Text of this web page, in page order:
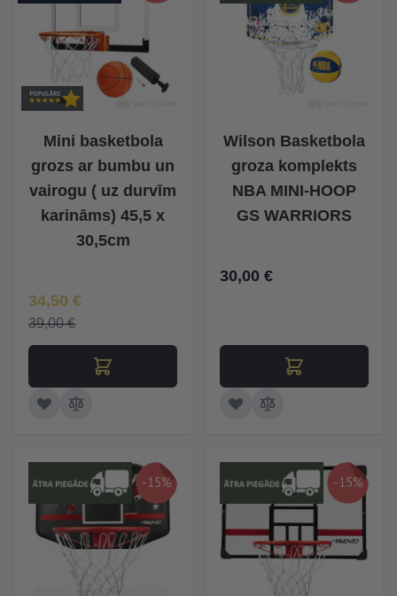
Mini basketbola
grozs ar bumbu un
vairogu ( uz durvīm
karināms) 45,5 x
30,5cm
Īpaša Cena
34,50 €
39,00 €
Wilson Basketbola
groza komplekts
NBA MINI-HOOP
GS WARRIORS
30,00 €
-15% -15%